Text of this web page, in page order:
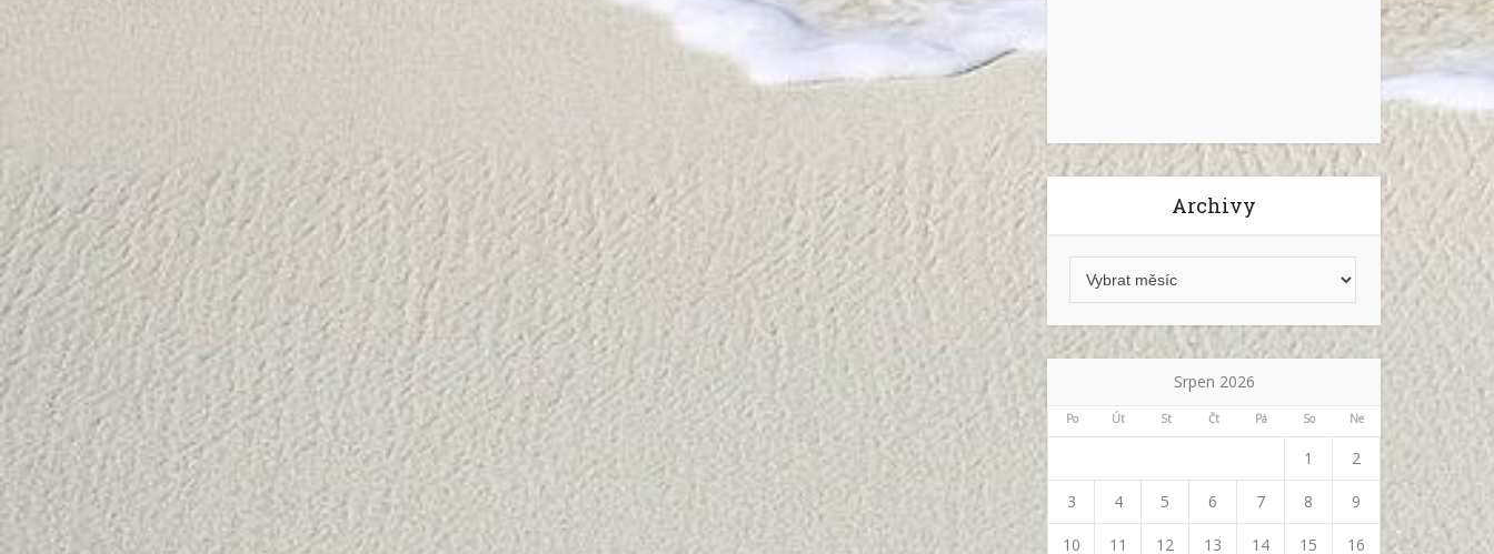
Archivy
Srpen 2026
Po Út St Čt Pá So Ne
1 2
3 4 5 6 7 8 9
10 11 12 13 14 15 16